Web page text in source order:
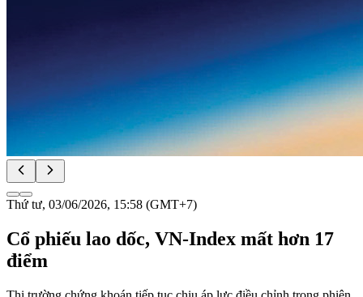
Thứ tư, 03/06/2026, 15:58 (GMT+7)
Cổ phiếu lao dốc, VN-Index mất hơn 17
điểm